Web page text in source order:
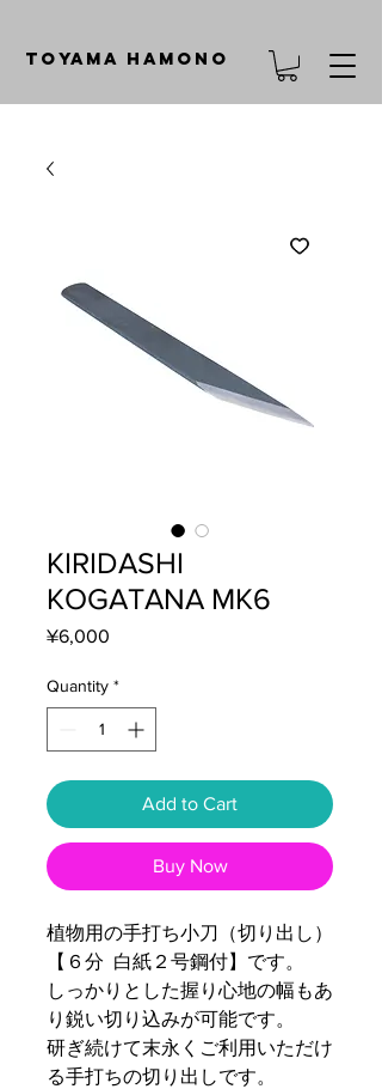
TOYAMA HAMONO
KIRIDASHI
KOGATANA MK6
¥6,000
Quantity *
Add to Cart
Buy Now
植物用の手打ち小刀（切り出し）
【６分 白紙２号鋼付】です。
しっかりとした握り心地の幅もあ
り鋭い切り込みが可能です。
研ぎ続けて末永くご利用いただけ
る手打ちの切り出しです。